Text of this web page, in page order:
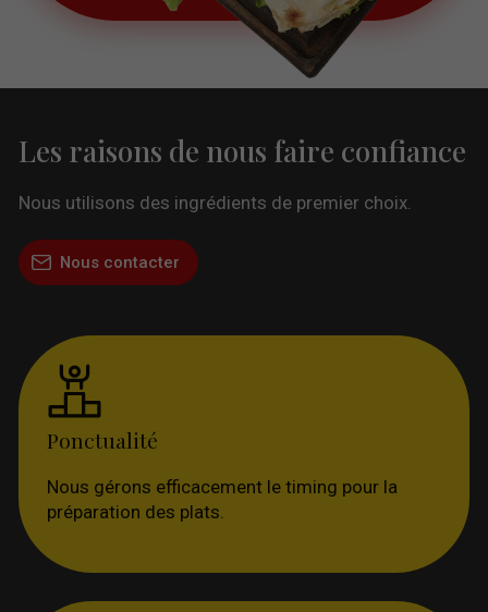
Les raisons de nous faire confiance
Nous utilisons des ingrédients de premier choix.
Nous contacter
Ponctualité
Nous gérons efficacement le timing pour la
préparation des plats.